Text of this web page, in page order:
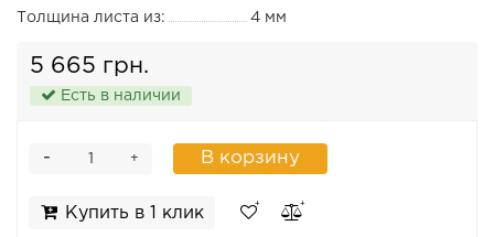
Толщина листа из:
4 мм
5 665 грн.
Есть в наличии
+
- В корзину
Купить в 1 клик